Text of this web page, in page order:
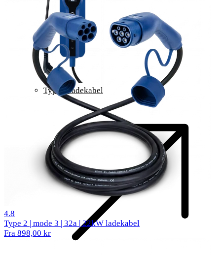
Type 2 ladekabel
4.8
Type 2 | mode 3 | 32a | 22kW ladekabel
Fra 898,00 kr